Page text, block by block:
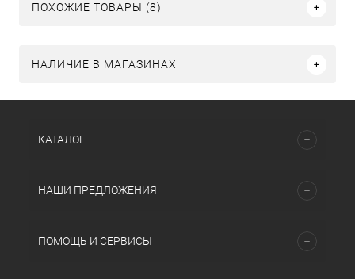
ПОХОЖИЕ ТОВАРЫ (8)
НАЛИЧИЕ В МАГАЗИНАХ
КАТАЛОГ
НАШИ ПРЕДЛОЖЕНИЯ
ПОМОЩЬ И СЕРВИСЫ